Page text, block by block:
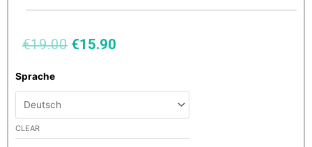
€19.00 €15.90
Sprache
CLEAR